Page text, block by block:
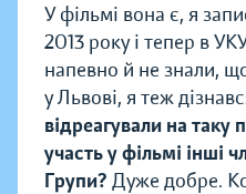
У фільмі вона є, я
2013 року і тепер в
напевно й не знали,
у Львові, я теж
відреагували на таку
участь у фільмі інші
Групи? Дуже добре.